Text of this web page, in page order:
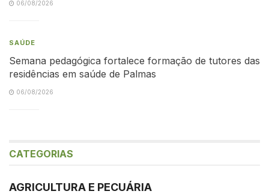
06/08/2026
SAÚDE
Semana pedagógica fortalece formação de tutores das
residências em saúde de Palmas
06/08/2026
CATEGORIAS
AGRICULTURA E PECUÁRIA